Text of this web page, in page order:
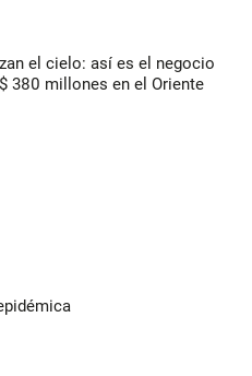
el cielo: así es el negocio
380 millones en el Oriente